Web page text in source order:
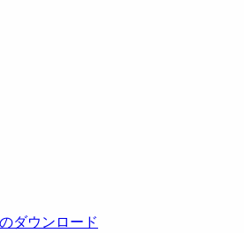
ダウンロード